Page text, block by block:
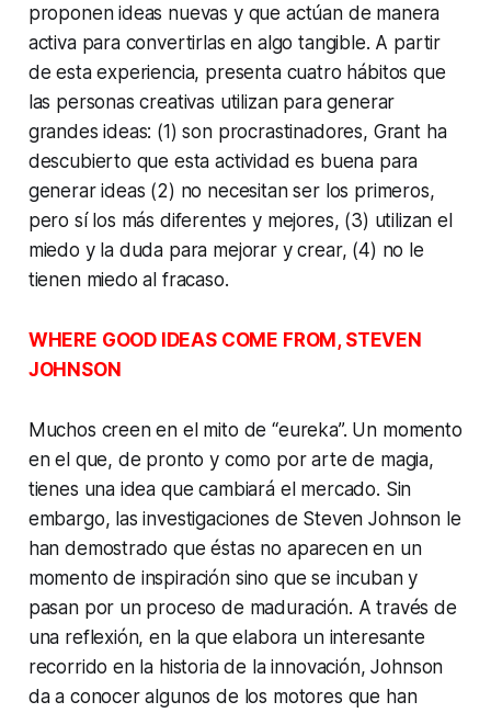
proponen ideas nuevas y que actúan de manera
activa para convertirlas en algo tangible. A partir
de esta experiencia, presenta cuatro hábitos que
las personas creativas utilizan para generar
grandes ideas: (1) son procrastinadores, Grant ha
descubierto que esta actividad es buena para
generar ideas (2) no necesitan ser los primeros,
pero sí los más diferentes y mejores, (3) utilizan el
miedo y la duda para mejorar y crear, (4) no le
tienen miedo al fracaso.
WHERE GOOD IDEAS COME FROM, STEVEN
JOHNSON
Muchos creen en el mito de “eureka”. Un momento
en el que, de pronto y como por arte de magia,
tienes una idea que cambiará el mercado. Sin
embargo, las investigaciones de Steven Johnson le
han demostrado que éstas no aparecen en un
momento de inspiración sino que se incuban y
pasan por un proceso de maduración. A través de
una reflexión, en la que elabora un interesante
recorrido en la historia de la innovación, Johnson
da a conocer algunos de los motores que han